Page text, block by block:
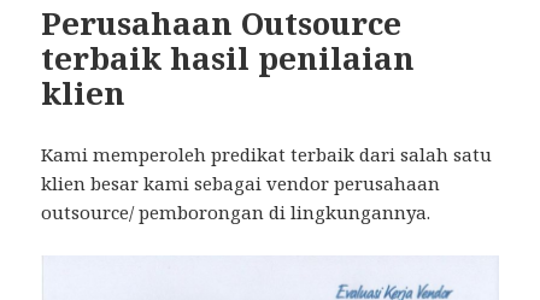
Perusahaan Outsource
terbaik hasil penilaian
klien
Kami memperoleh predikat terbaik dari salah satu
klien besar kami sebagai vendor perusahaan
outsource/ pemborongan di lingkungannya.